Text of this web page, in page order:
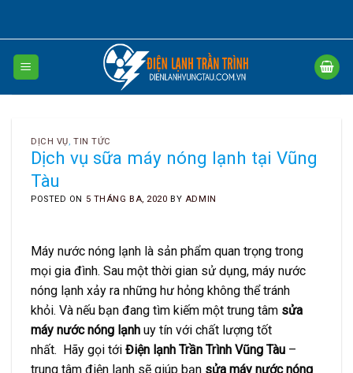
DỊCH VỤ,TIN TỨC
Dịch vụ sữa máy nóng lạnh tại Vũng
Tàu
POSTED ON 5 THÁNG BA, 2020 BY ADMIN
Máy nước nóng lạnh là sản phẩm quan trọng trong
mọi gia đình. Sau một thời gian sử dụng, máy nước
nóng lạnh xảy ra những hư hỏng không thể tránh
khỏi. Và nếu bạn đang tìm kiếm một trung tâm sửa
máy nước nóng lạnh uy tín với chất lượng tốt
nhất. Hãy gọi tới Điện lạnh Trần Trình Vũng Tàu –
trung tâm điện lạnh sẽ giúp bạn sửa máy nước nóng